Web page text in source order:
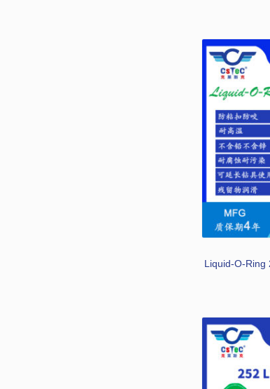
Liquid-O-Ring